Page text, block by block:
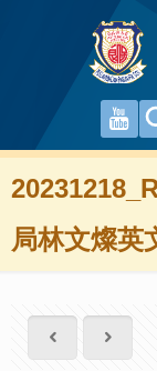
局林文燦英